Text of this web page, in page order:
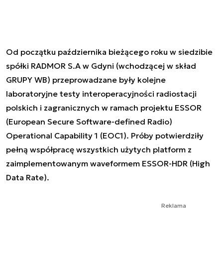
Od początku października bieżącego roku w siedzibie
spółki RADMOR S.A w Gdyni (wchodzącej w skład
GRUPY WB) przeprowadzane były kolejne
laboratoryjne testy interoperacyjności radiostacji
polskich i zagranicznych w ramach projektu ESSOR
(European Secure Software-defined Radio)
Operational Capability 1 (EOC1). Próby potwierdziły
pełną współpracę wszystkich użytych platform z
zaimplementowanym waveformem ESSOR-HDR (High
Data Rate).
Reklama